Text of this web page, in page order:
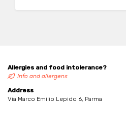
Allergies and food intolerance?
Info and allergens
Address
Via Marco Emilio Lepido 6, Parma